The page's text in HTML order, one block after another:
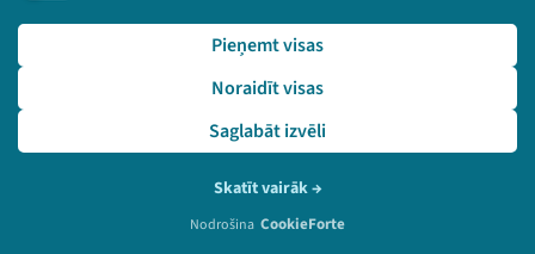
Saglabāt izvēli
Noraidīt visas
Pieņemt visas
Skatīt vairāk→
Nodrošina CookieForte
Izstāžu nams